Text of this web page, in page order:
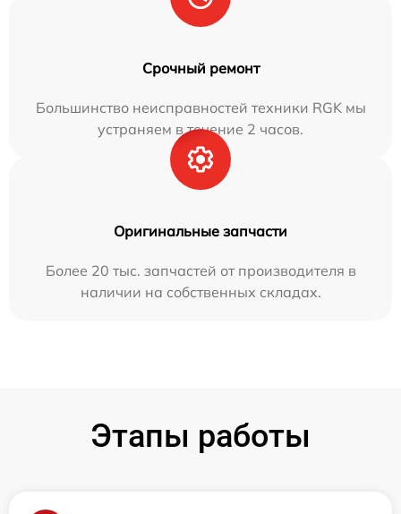
Срочный ремонт
Большинство неисправностей техники RGK мы
устраняем в течение 2 часов.
Оригинальные запчасти
Более 20 тыс. запчастей от производителя в
наличии на собственных складах.
Этапы работы